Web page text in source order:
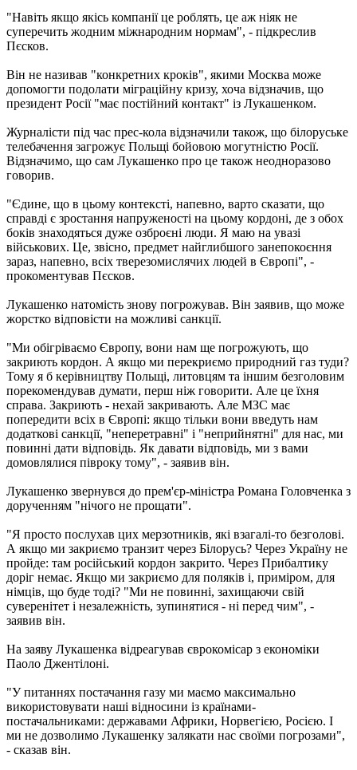
"Навіть якщо якісь компанії це роблять, це аж ніяк не
суперечить жодним міжнародним нормам", - підкреслив
Пєсков.
Він не називав "конкретних кроків", якими Москва може
допомогти подолати міграційну кризу, хоча відзначив, що
президент Росії "має постійний контакт" із Лукашенком.
Журналісти під час прес-кола відзначили також, що білоруське
телебачення загрожує Польщі бойовою могутністю Росії.
Відзначимо, що сам Лукашенко про це також неодноразово
говорив.
"Єдине, що в цьому контексті, напевно, варто сказати, що
справді є зростання напруженості на цьому кордоні, де з обох
боків знаходяться дуже озброєні люди. Я маю на увазі
військових. Це, звісно, предмет найглибшого занепокоєння
зараз, напевно, всіх тверезомислячих людей в Європі", -
прокоментував Пєсков.
Лукашенко натомість знову погрожував. Він заявив, що може
жорстко відповісти на можливі санкції.
"Ми обігріваємо Європу, вони нам ще погрожують, що
закриють кордон. А якщо ми перекриємо природний газ туди?
Тому я б керівництву Польщі, литовцям та іншим безголовим
порекомендував думати, перш ніж говорити. Але це їхня
справа. Закриють - нехай закривають. Але МЗС має
попередити всіх в Європі: якщо тільки вони введуть нам
додаткові санкції, "неперетравні" і "неприйнятні" для нас, ми
повинні дати відповідь. Як давати відповідь, ми з вами
домовлялися півроку тому", - заявив він.
Лукашенко звернувся до прем'єр-міністра Романа Головченка з
дорученням "нічого не прощати".
"Я просто послухав цих мерзотників, які взагалі-то безголові.
А якщо ми закриємо транзит через Білорусь? Через Україну не
пройде: там російський кордон закрито. Через Прибалтику
доріг немає. Якщо ми закриємо для поляків і, приміром, для
німців, що буде тоді? "Ми не повинні, захищаючи свій
суверенітет і незалежність, зупинятися - ні перед чим", -
заявив він.
На заяву Лукашенка відреагував єврокомісар з економіки
Паоло Джентілоні.
"У питаннях постачання газу ми маємо максимально
використовувати наші відносини із країнами-
постачальниками: державами Африки, Норвегією, Росією. І
ми не дозволимо Лукашенку залякати нас своїми погрозами",
- сказав він.